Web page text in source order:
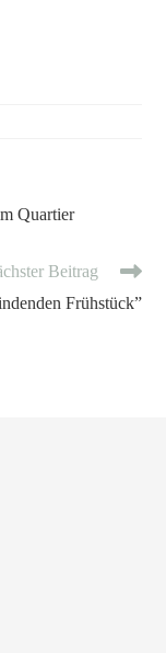
Quartier
Beitrag
Frühstück”